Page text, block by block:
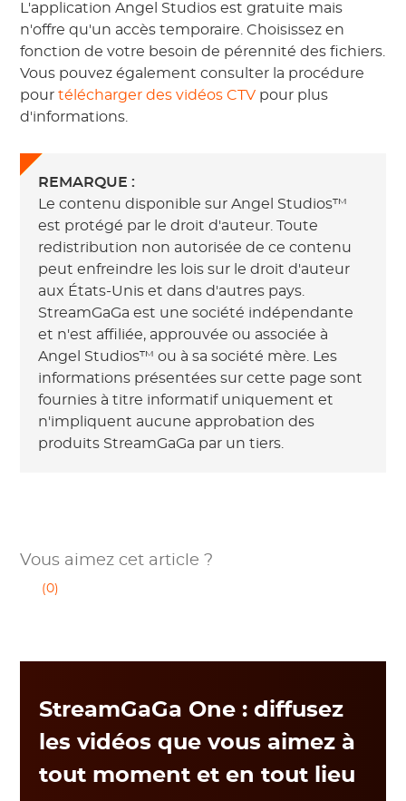
L'application Angel Studios est gratuite mais
n'offre qu'un accès temporaire. Choisissez en
fonction de votre besoin de pérennité des fichiers.
Vous pouvez également consulter la procédure
pourtélécharger des vidéos CTV pour plus
d'informations.
REMARQUE :
Le contenu disponible sur Angel Studios™
est protégé par le droit d'auteur. Toute
redistribution non autorisée de ce contenu
peut enfreindre les lois sur le droit d'auteur
aux États-Unis et dans d'autres pays.
StreamGaGa est une société indépendante
et n'est affiliée, approuvée ou associée à
Angel Studios™ ou à sa société mère. Les
informations présentées sur cette page sont
fournies à titre informatif uniquement et
n'impliquent aucune approbation des
produits StreamGaGa par un tiers.
Vous aimez cet article ?
(0)
StreamGaGa One : diffusez
les vidéos que vous aimez à
tout moment et en tout lieu